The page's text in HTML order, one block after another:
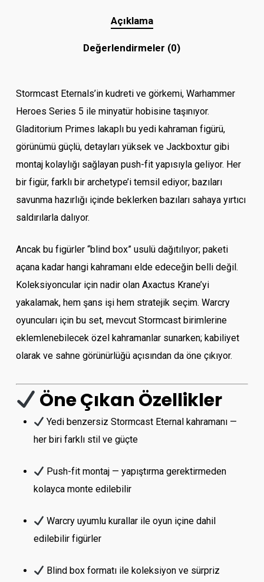
Açıklama
Değerlendirmeler (0)
Stormcast Eternals’in kudreti ve görkemi, Warhammer
Heroes Series 5 ile minyatür hobisine taşınıyor.
Gladitorium Primes lakaplı bu yedi kahraman figürü,
görünümü güçlü, detayları yüksek ve Jackboxtur gibi
montaj kolaylığı sağlayan push-fit yapısıyla geliyor. Her
bir figür, farklı bir archetype’i temsil ediyor; bazıları
savunma hazırlığı içinde beklerken bazıları sahaya yırtıcı
saldırılarla dalıyor.
Ancak bu figürler “blind box” usulü dağıtılıyor; paketi
açana kadar hangi kahramanı elde edeceğin belli değil.
Koleksiyoncular için nadir olan Axactus Krane’yi
yakalamak, hem şans işi hem stratejik seçim. Warcry
oyuncuları için bu set, mevcut Stormcast birimlerine
eklemlenebilecek özel kahramanlar sunarken; kabiliyet
olarak ve sahne görünürlüğü açısından da öne çıkıyor.
Öne Çıkan Özellikler
Yedi benzersiz Stormcast Eternal kahramanı —
her biri farklı stil ve güçte
Push-fit montaj — yapıştırma gerektirmeden
kolayca monte edilebilir
Warcry uyumlu kurallar ile oyun içine dahil
edilebilir figürler
Blind box formatı ile koleksiyon ve sürpriz